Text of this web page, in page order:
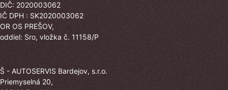
DIČ: 2020003062
IČ DPH : SK2020003062
OR OS PREŠOV,
oddiel: Sro, vložka č. 11158/P
Š - AUTOSERVIS Bardejov, s.r.o.
Priemyselná 20,